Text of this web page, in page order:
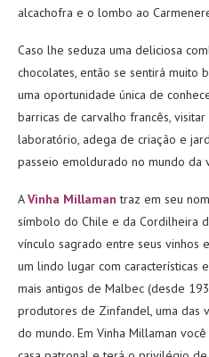
alcachofra e o lombo ao
Caso lhe seduza uma deliciosa
chocolates, então se sentirá muito
uma oportunidade única de
barricas de carvalho francês,
laboratório, adega de criação e
passeio emoldurado no mundo da
AVinha Millaman traz em seu
símbolo do Chile e da Cordilheira
vínculo sagrado entre seus vinhos
um lindo lugar com características
mais antigos de Malbec (desde
produtores de Zinfandel, uma das
do mundo. Em Vinha Millaman